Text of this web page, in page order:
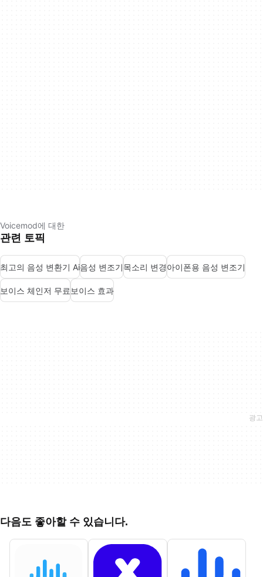
Voicemod에 대한
관련 토픽
최고의 음성 변환기 Ai음성 변조기목소리 변경아이폰용 음성 변조기
보이스 체인저 무료 보이스 효과
다음도 좋아할 수 있습니다.